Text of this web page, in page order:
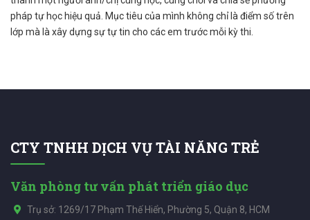
pháp tự học hiệu quả. Mục tiêu của mình không chỉ là điểm số trên
lớp mà là xây dựng sự tự tin cho các em trước mỗi kỳ thi.
CTY TNHH DỊCH VỤ TÀI NĂNG TRẺ
Văn phòng tư vấn phát triển giáo dục
Trụ sở: 1269/17 Phạm Thế Hiển, Phường 5, Quận 8, HCM